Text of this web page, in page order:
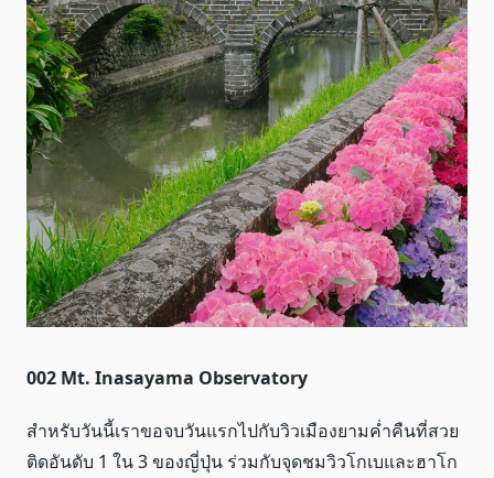
002 Mt. Inasayama Observatory
สำหรับวันนี้เราขอจบวันแรกไปกับวิวเมืองยามค่ำคืนที่สวย
ติดอันดับ 1 ใน 3 ของญี่ปุ่น ร่วมกับจุดชมวิวโกเบและฮาโก